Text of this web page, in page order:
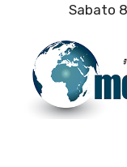
contenuto
Sabato